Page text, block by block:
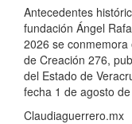
Antecedentes
fundación Ángel
2026 se
de Creación 276,
del Estado de
fecha 1 de agosto
Claudiaguerrero.mx